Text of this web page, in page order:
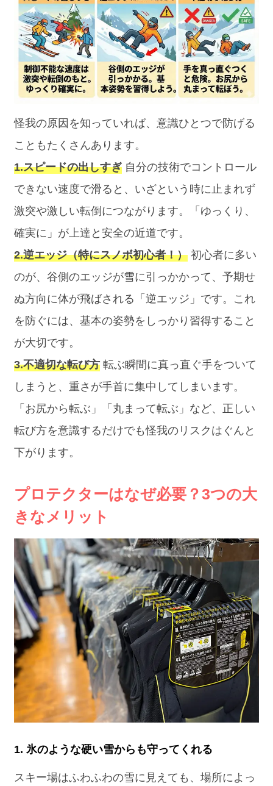
怪我の原因を知っていれば、意識ひとつで防げる
こともたくさんあります。
1.スピードの出しすぎ 自分の技術でコントロール
できない速度で滑ると、いざという時に止まれず
激突や激しい転倒につながります。「ゆっくり、
確実に」が上達と安全の近道です。
2.逆エッジ（特にスノボ初心者！） 初心者に多い
のが、谷側のエッジが雪に引っかかって、予期せ
ぬ方向に体が飛ばされる「逆エッジ」です。これ
を防ぐには、基本の姿勢をしっかり習得すること
が大切です。
3.不適切な転び方 転ぶ瞬間に真っ直ぐ手をついて
しまうと、重さが手首に集中してしまいます。
「お尻から転ぶ」「丸まって転ぶ」など、正しい
転び方を意識するだけでも怪我のリスクはぐんと
下がります。
プロテクターはなぜ必要？3つの大
きなメリット
1. 氷のような硬い雪からも守ってくれる
スキー場はふわふわの雪に見えても、場所によっ